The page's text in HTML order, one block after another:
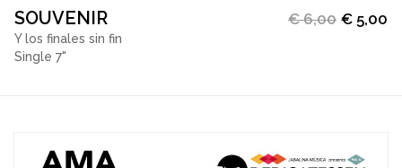
SOUVENIR
Y los finales sin fin
Single 7"
€6,00 € 5,00